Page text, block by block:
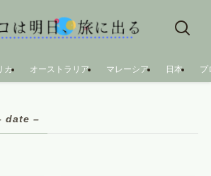
カ オーストラリア マレーシア 日本 プ
date –